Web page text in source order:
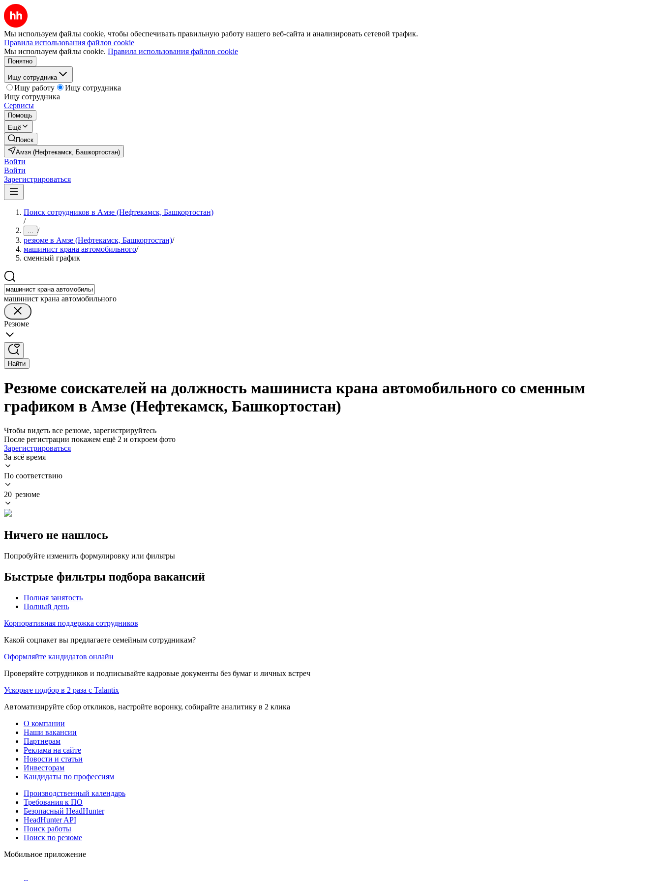
Мы используем файлы cookie, чтобы обеспечивать правильную работу нашего веб-сайта и анализировать сетевой трафик.
Правила использования файлов cookie
Мы используем файлы cookie. Правила использования файлов cookie
Понятно
Ищу сотрудника
Ищу работу
Ищу сотрудника
Ищу сотрудника
Сервисы
Помощь
Ещё
Поиск
Амзя (Нефтекамск, Башкортостан)
Войти
Войти
Зарегистрироваться
Поиск сотрудников в Амзе (Нефтекамск, Башкортостан)
/
... /
резюме в Амзе (Нефтекамск, Башкортостан)/
машинист крана автомобильного/
сменный график
машинист крана автомобильного
Резюме
Найти
Резюме соискателей на должность машиниста крана автомобильного со сменным
графиком в Амзе (Нефтекамск, Башкортостан)
Чтобы видеть все резюме, зарегистрируйтесь
После регистрации покажем ещё 2 и откроем фото
Зарегистрироваться
За всё время
По соответствию
20 резюме
Ничего не нашлось
Попробуйте изменить формулировку или фильтры
Быстрые фильтры подбора вакансий
Полная занятость
Полный день
Корпоративная поддержка сотрудников
Какой соцпакет вы предлагаете семейным сотрудникам?
Оформляйте кандидатов онлайн
Проверяйте сотрудников и подписывайте кадровые документы без бумаг и личных встреч
Ускорьте подбор в 2 раза с Talantix
Автоматизируйте сбор откликов, настройте воронку, собирайте аналитику в 2 клика
О компании
Наши вакансии
Партнерам
Реклама на сайте
Новости и статьи
Инвесторам
Кандидаты по профессиям
Производственный календарь
Требования к ПО
Безопасный HeadHunter
HeadHunter API
Поиск работы
Поиск по резюме
Мобильное приложение